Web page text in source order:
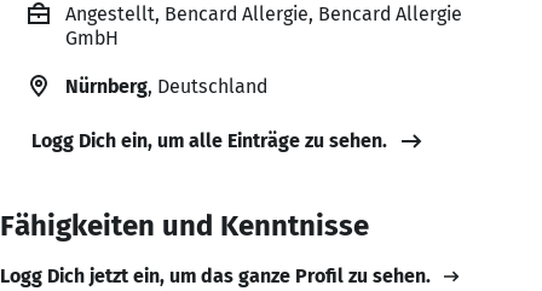
Angestellt, Bencard Allergie, Bencard Allergie
GmbH
Nürnberg, Deutschland
Logg Dich ein, um alle Einträge zu sehen.
Fähigkeiten und Kenntnisse
Logg Dich jetzt ein, um das ganze Profil zu sehen.